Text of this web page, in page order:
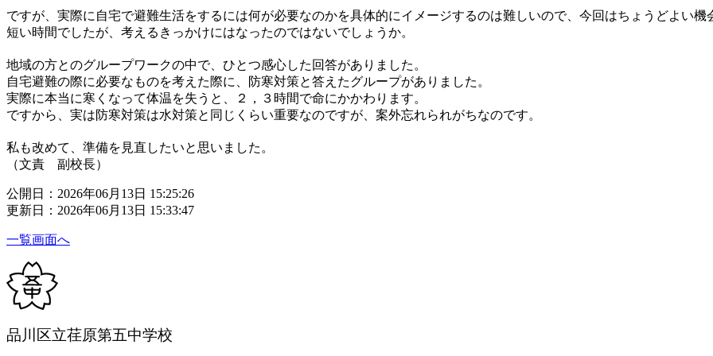
ですが、実際に自宅で避難生活をするには何が必要なのかを具体的にイメージするのは難しいので、今回はちょうどよい機
短い時間でしたが、考えるきっかけにはなったのではないでしょうか。
地域の方とのグループワークの中で、ひとつ感心した回答がありました。
自宅避難の際に必要なものを考えた際に、防寒対策と答えたグループがありました。
実際に本当に寒くなって体温を失うと、２，３時間で命にかかわります。
ですから、実は防寒対策は水対策と同じくらい重要なのですが、案外忘れられがちなのです。
私も改めて、準備を見直したいと思いました。
（文責 副校長）
公開日：2026年06月13日 15:25:26
更新日：2026年06月13日 15:33:47
一覧画面へ
品川区立荏原第五中学校